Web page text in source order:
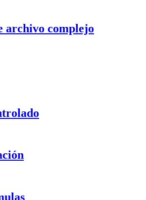
archivo complejo